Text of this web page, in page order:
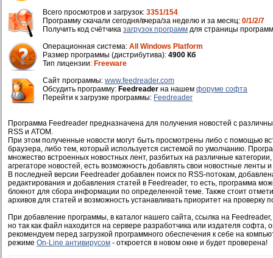
Всего просмотров и загрузок: 3351/154
Программу скачали сегодня/вчера/за неделю и за месяц: 0/1/2/7
Получить код счётчика загрузок программ для страницы
Операционная система: All Windows Platform
Размер программы (дистрибутива): 4900 Кб
Тип лицензии: Freeware
Cайт программы: www.feedreader.com
Обсудить программу: Feedreader на нашем форуме софта
Перейти к загрузке программы: Feedreader
Программа Feedreader предназначена для получения новостей с
RSS и ATOM.
При этом полученные новости могут быть просмотрены либо с помощью
браузера, либо тем, который используется системой по умолчанию.
множество встроенных новостных лент, разбитых на различные
агрегаторе новостей, есть возможность добавлять свои новостные ленты
В последней версии Feedreader добавлен поиск по RSS-потокам,
редактирования и добавления статей в Feedreader, то есть, программа
блокнот для сбора информации по определенной теме. Также стоит
архивов для статей и возможность устанавливать приоритет на проверку
При добавление программы, в каталог нашего сайта, ссылка на
но так как файл находится на сервере разработчика или издателя
рекомендуем перед загрузкой программного обеспечения к себе на
режиме On-Line антивирусом - откроется в новом окне и будет проверена!